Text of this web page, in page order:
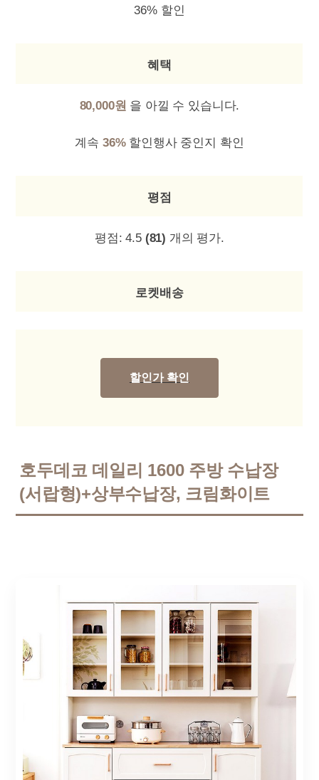
36% 할인
혜택
80,000원 을 아낄 수 있습니다.
계속 36%할인행사 중인지 확인
평점
평점:4.5 (81) 개의 평가.
로켓배송
할인가 확인
호두데코 데일리 1600 주방 수납장
(서랍형)+상부수납장, 크림화이트